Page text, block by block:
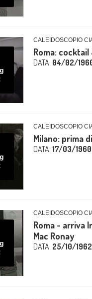
CALEIDOSCOPIO
Roma:
DATA: 04/02/
CALEIDOSCOPIO
Milano: prima
DATA: 17/03/1960
CALEIDOSCOPIO
Roma - arriva
Mac Ronay
DATA: 25/10/1962